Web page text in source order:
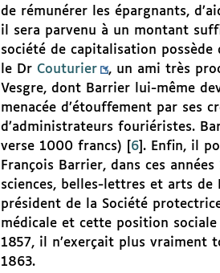
de rémunérer les épargnants,
il sera parvenu à un montant
société de capitalisation possède
le Dr Couturier
, un ami très
Vesgre, dont Barrier lui-même
menacée d’étouffement par ses
d’administrateurs fouriéristes.
verse 1000 francs)
6] . Enfin, il
François Barrier, dans ces
sciences, belles-lettres et arts
président de la Société
médicale et cette position
1857, il n’exerçait plus vraiment
1863.